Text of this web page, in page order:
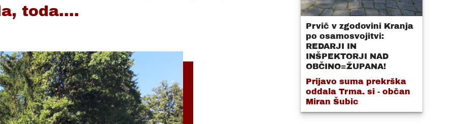
toda....
Prvič v zgodovini Kranja
po osamosvojitvi:
REDARJI IN
INŠPEKTORJI NAD
OBČINO=ŽUPANA!
Prijavo suma prekrška
oddala Trma. si - občan
Miran Šubic